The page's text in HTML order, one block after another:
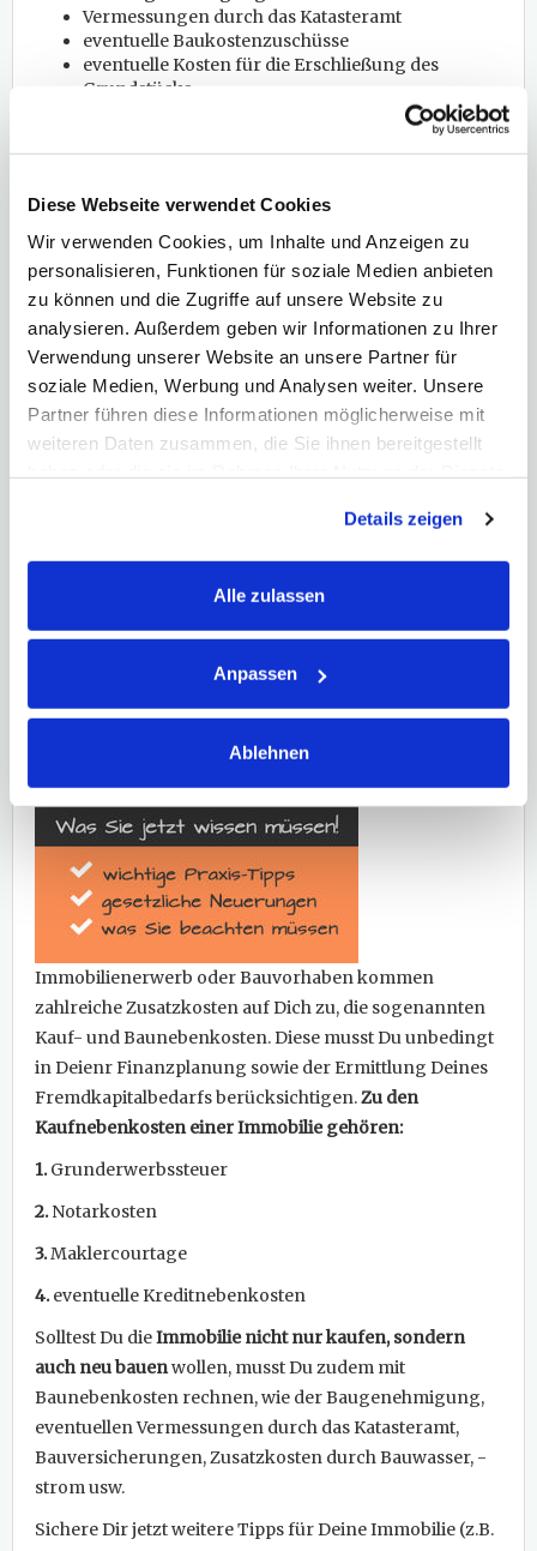
Diese Webseite verwendet Cookies
Wir verwenden Cookies, um Inhalte und Anzeigen zu
personalisieren, Funktionen für soziale Medien anbieten
zu können und die Zugriffe auf unsere Website zu
analysieren. Außerdem geben wir Informationen zu Ihrer
Verwendung unserer Website an unsere Partner für
soziale Medien, Werbung und Analysen weiter. Unsere
Partner führen diese Informationen möglicherweise mit
weiteren Daten zusammen, die Sie ihnen bereitgestellt
Impressum.
Details zeigen
Alle zulassen
Anpassen
Ablehnen
Vermessungen durch das Katasteramt
eventuelle Baukostenzuschüsse
eventuelle Kosten für die Erschließung des
Grundstücks
Grundbucheintragung
Zudem können sich während der Bauphase
Verzögerungen, zum Beispiel wetterbedingt, welche die
Kosten weiter in die Höhe treiben. Gerade bei
Bauvorhaben solltest Du aufgrund der schlechten
Planbarkeit auf Nummer sicher gehen und einen
entsprechenden finanziellen Puffer einplanen.
Sichere Dir noch mehr Tipps im
kostenfreien Immobilien-Ratgeber!
Lasse Dich von
nicht täuschen:
Immobilienerwerb oder Bauvorhaben kommen
zahlreiche Zusatzkosten auf Dich zu, die sogenannten
Kauf- und Baunebenkosten. Diese musst Du unbedingt
in Deienr Finanzplanung sowie der Ermittlung Deines
Fremdkapitalbedarfs berücksichtigen.Zu den
Kaufnebenkosten einer Immobilie gehören:
1.Grunderwerbssteuer
2.Notarkosten
3.Maklercourtage
4.eventuelle Kreditnebenkosten
Solltest Du dieImmobilie nicht nur kaufen, sondern
auch neu bauenwollen, musst Du zudem mit
Baunebenkosten rechnen, wie der Baugenehmigung,
eventuellen Vermessungen durch das Katasteramt,
Bauversicherungen, Zusatzkosten durch Bauwasser, -
strom usw.
Sichere Dir jetzt weitere Tipps für Deine Immobilie (z.B.